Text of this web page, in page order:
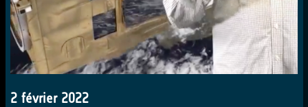
2 février 2022